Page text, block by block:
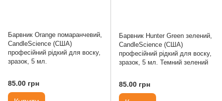
Барвник Orange помаранчевий,
CandleScience (США)
професійний рідкий для воску,
зразок, 5 мл.
85.00 грн
Барвник Hunter Green зелений,
CandleScience (США)
професійний рідкий для воску,
зразок, 5 мл. Темний зелений
85.00 грн